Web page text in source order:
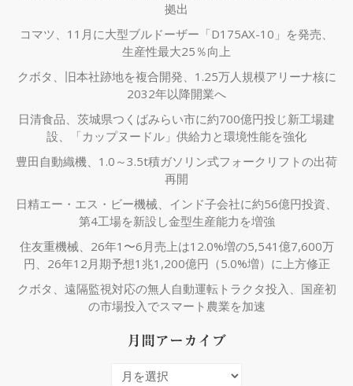
拠出
コマツ、11月に大型ブルドーザー「D175AX-10」を発売、
生産性最大25％向上
クボタ、旧本社跡地を複合開発、1.25万人規模アリーナ核に
2032年以降開業へ
日清食品、茨城県つくばみらい市に約700億円投じ新工場建
設、「カップヌードル」供給力と環境性能を強化
豊田自動織機、1.0～3.5t積ガソリン式フォークリフトの出荷
再開
日精エー・エス・ビー機械、インド子会社に約56億円投資、
第4工場を新設し金型生産能力を増強
住友重機械、26年1〜6月売上は12.0%増の5,541億7,600万
円、26年12月期予想1兆1,200億円（5.0%増）に上方修正
クボタ、遠隔監視対応の無人自動運転トラクタ投入、国産初
の市場投入でスマート農業を加速
月間アーカイブ